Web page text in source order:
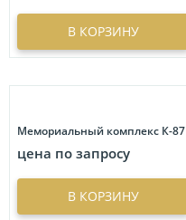
В КОРЗИНУ
Мемориальный комплекс К-87
цена по запросу
В КОРЗИНУ